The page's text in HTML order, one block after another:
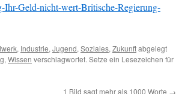
Geld-nicht-wert-Britische-Regierung-
, Industrie, Jugend, Soziales, Zukunftabgelegt
, Wissen verschlagwortet. Setze ein Lesezeichen für
1 Bild sagt mehr als 1000 Worte →